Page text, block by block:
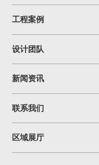
工程案例
设计团队
新闻资讯
联系我们
区域展厅